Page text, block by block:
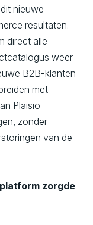
nieuwe
resultaten.
direct alle
weer
B2B-klanten
met
Plaisio
zonder
van de
zorgde